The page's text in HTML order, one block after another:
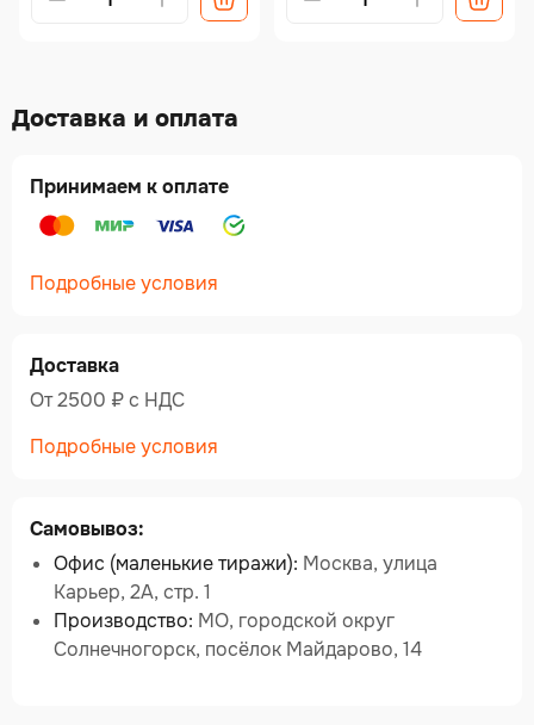
Доставка и оплата
Принимаем к оплате
Подробные условия
Доставка
От 2500 ₽ c НДС
Подробные условия
Самовывоз:
Офис (маленькие тиражи): Москва, улица
Карьер, 2А, стр. 1
Производство: МО, городской округ
Солнечногорск, посёлок Майдарово, 14